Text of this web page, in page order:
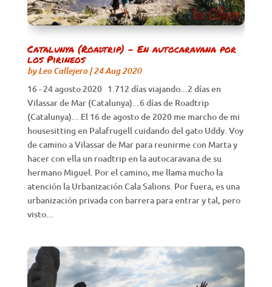
Catalunya (Roadtrip) – En autocaravana por
los Pirineos
byLeo Callejero|24 Aug 2020
16 - 24 agosto 2020 1.712 días viajando...2 días en
Vilassar de Mar (Catalunya)...6 días de Roadtrip
(Catalunya)... El 16 de agosto de 2020 me marcho de mi
housesitting en Palafrugell cuidando del gato Uddy. Voy
de camino a Vilassar de Mar para reunirme con Marta y
hacer con ella un roadtrip en la autocaravana de su
hermano Miguel. Por el camino, me llama mucho la
atención la Urbanización Cala Salions. Por fuera, es una
urbanización privada con barrera para entrar y tal, pero
visto...